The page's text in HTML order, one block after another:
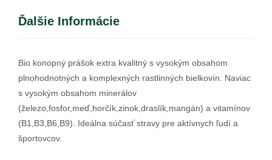
Ďalšie Informácie
Bio konopný prášok extra kvalitný s vysokým obsahom
plnohodnotných a komplexných rastlinných bielkovín. Naviac
s vysokým obsahom minerálov
(železo,fosfor,meď,horčík,zinok,draslík,mangán) a vitamínov
(B1,B3,B6,B9). Ideálna súčasť stravy pre aktívnych ľudí a
športovcov.